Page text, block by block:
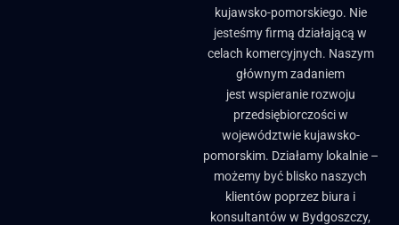
kujawsko-pomorskiego. Nie
jesteśmy firmą działającą w
celach komercyjnych. Naszym
głównym zadaniem
jest wspieranie rozwoju
przedsiębiorczości w
województwie kujawsko-
pomorskim. Działamy lokalnie –
możemy być blisko naszych
klientów poprzez biura i
konsultantów w Bydgoszczy,